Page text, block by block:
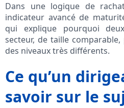
Dans une logique de
indicateur avancé de
qui explique pourquoi
secteur, de taille
des niveaux très différents.
Ce qu’un
savoir sur le